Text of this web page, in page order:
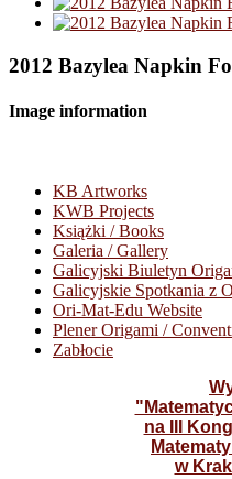
2012 Bazylea Napkin
Image information
KB Artworks
KWB Projects
Książki / Books
Galeria / Gallery
Galicyjski Biuletyn
Galicyjskie Spotkania z
Ori-Mat-Edu Website
Plener Origami /
Zabłocie
na III
w